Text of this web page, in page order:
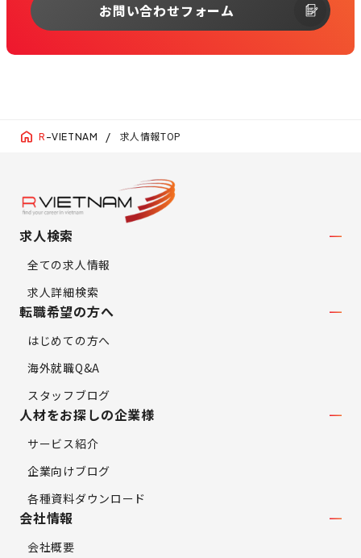
お問い合わせフォーム
R -VIETNAM 求人情報TOP
求人検索
全ての求人情報
求人詳細検索
転職希望の方へ
はじめての方へ
海外就職Q&A
スタッフブログ
人材をお探しの企業様
サービス紹介
企業向けブログ
各種資料ダウンロード
会社情報
会社概要